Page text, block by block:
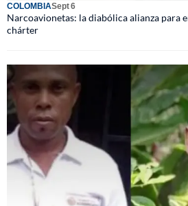
COLOMBIASept 6
Narcoavionetas: la diabólica alianza para
chárter